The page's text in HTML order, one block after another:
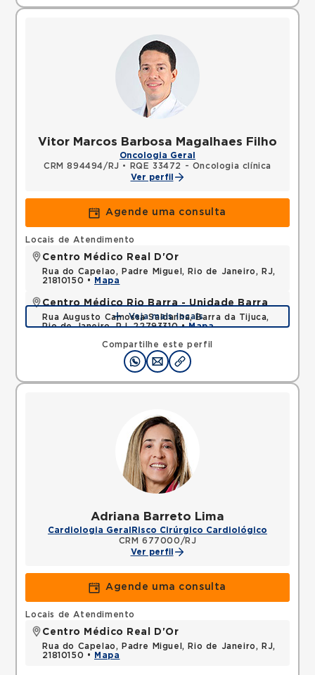
Vitor Marcos Barbosa Magalhaes Filho
Oncologia Geral
CRM 894494/RJ •
RQE 33472 - Oncologia clínica
Ver perfil
Agende uma consulta
Compartilhe este perfil
Locais de Atendimento
Centro Médico Real D'Or
Rua do Capelao, Padre Miguel, Rio de Janeiro, RJ,
21810150 •
Mapa
Centro Médico Rio Barra - Unidade Barra
Rua Augusto Camossa Saldanha, Barra da Tijuca,
Rio de Janeiro, RJ, 22793310 •Mapa
Veja mais locais
Adriana Barreto Lima
Cardiologia Geral Risco Cirúrgico Cardiológico
CRM 677000/RJ
Ver perfil
Agende uma consulta
Locais de Atendimento
Centro Médico Real D'Or
Rua do Capelao, Padre Miguel, Rio de Janeiro, RJ,
21810150 •
Mapa